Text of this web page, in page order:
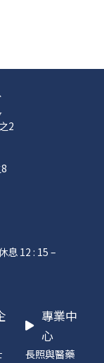
2
息 12 : 15 –
專業中
心
長照與醫藥